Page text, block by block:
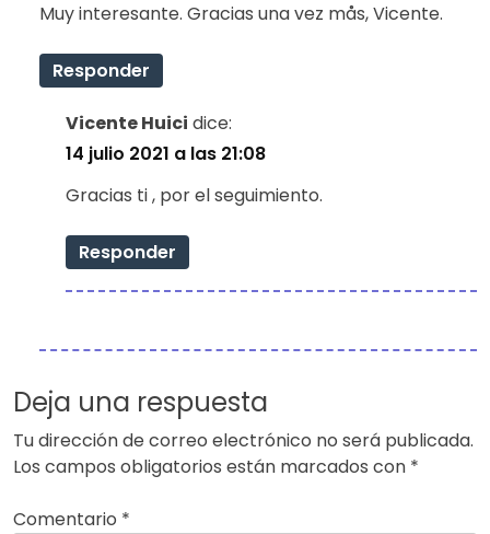
Muy interesante. Gracias una vez mås, Vicente.
Responder
Vicente Huici dice:
14 julio 2021 a las 21:08
Gracias ti , por el seguimiento.
Responder
Deja una respuesta
Tu dirección de correo electrónico no será publicada.
Los campos obligatorios están marcados con *
Comentario *